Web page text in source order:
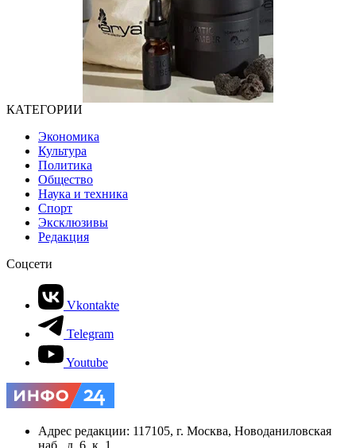
КАТЕГОРИИ
Экономика
Культура
Политика
Общество
Наука и техника
Спорт
Эксклюзивы
Редакция
Соцсети
Vkontakte
Telegram
Youtube
Адрес редакции: 117105, г. Москва, Новоданиловская
наб., д. 6, к. 1